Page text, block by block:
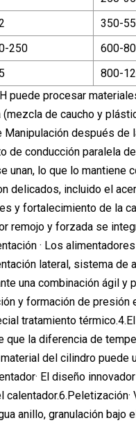
350-
250
600-
800-
puede procesar
de caucho y
después
de conducción paralela
lo que lo mantiene
delicados, incluido el
y fortalecimiento de la
remojo y forzada se
· Los
lateral, sistema
una combinación ágil y
y formación de presión
tratamiento
la diferencia de
del cilindro puede
El diseño
anillo, granulación bajo